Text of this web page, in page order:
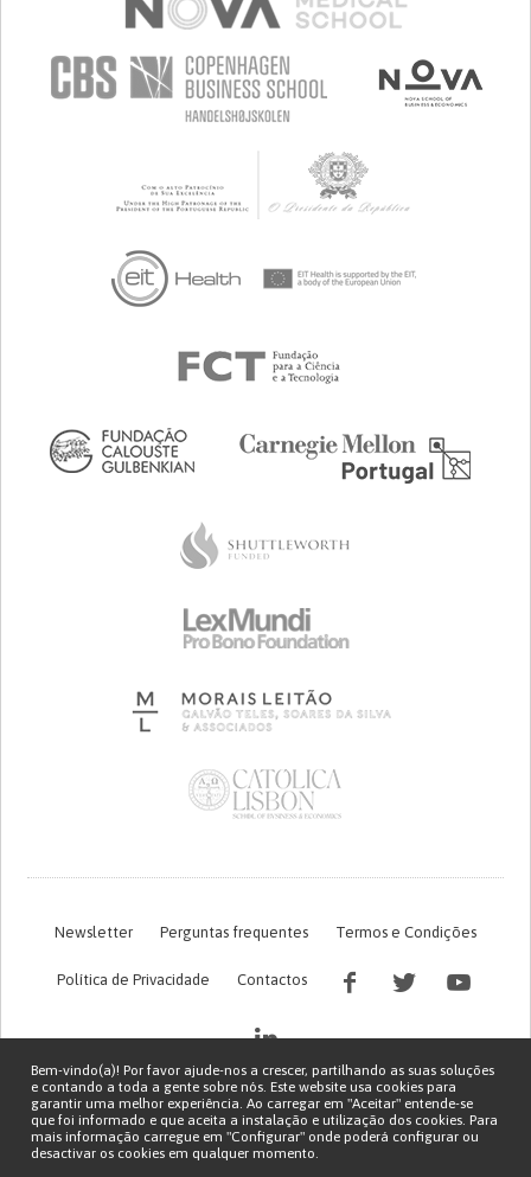
Newsletter Perguntas frequentes Termos e Condições
Política de Privacidade Contactos
Bem-vindo(a)! Por favor ajude-nos a crescer, partilhando as suas soluções
e contando a toda a gente sobre nós. Este website usa cookies para
garantir uma melhor experiência. Ao carregar em "Aceitar" entende-se
que foi informado e que aceita a instalação e utilização dos cookies. Para
mais informação carregue em "Configurar" onde poderá configurar ou
desactivar os cookies em qualquer momento.